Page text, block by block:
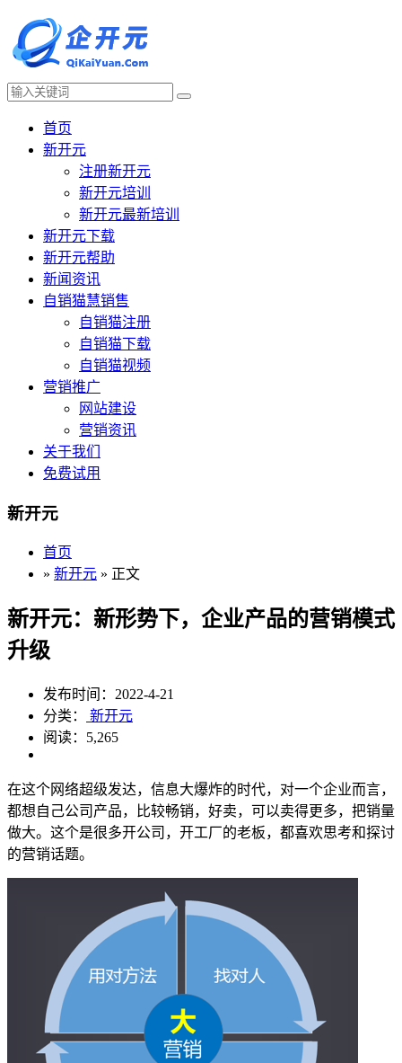
首页
新开元
注册新开元
新开元培训
新开元最新培训
新开元下载
新开元帮助
新闻资讯
自销猫慧销售
自销猫注册
自销猫下载
自销猫视频
营销推广
网站建设
营销资讯
关于我们
免费试用
新开元
首页
» 新开元 » 正文
新开元：新形势下，企业产品的营销模式
升级
发布时间：2022-4-21
分类：
新开元
阅读：5,265
在这个网络超级发达，信息大爆炸的时代，对一个企业而言，
都想自己公司产品，比较畅销，好卖，可以卖得更多，把销量
做大。这个是很多开公司，开工厂的老板，都喜欢思考和探讨
的营销话题。